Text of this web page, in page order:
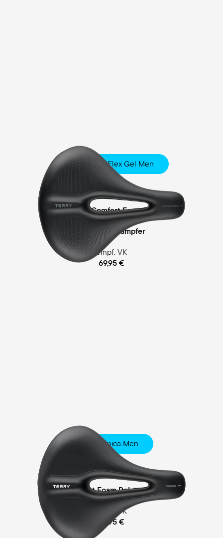
Anatomica Flex Gel Men
City
Comfort Gel / Comfort Foam Polsterung
Cellasto® Dämpfer
empf. VK
69,95 €
Anatomica Men
City
Comfort Foam Polsterung
empf. VK
49,95 €